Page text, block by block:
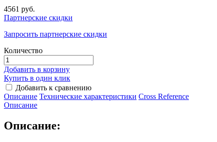
4561 руб.
Партнерские скидки
Запросить партнерские скидки
Количество
Добавить в корзину
Купить в один клик
Добавить к сравнению
Описание Технические характеристики Сross Reference
Описание
Описание: